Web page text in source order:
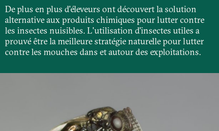
De plus en plus d'éleveurs ont découvert la solution
alternative aux produits chimiques pour lutter contre
les insectes nuisibles. L'utilisation d'insectes utiles a
prouvé être la meilleure stratégie naturelle pour lutter
contre les mouches dans et autour des exploitations.